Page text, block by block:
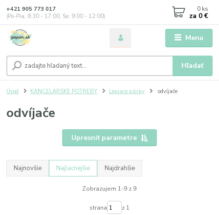
Menu
Hľadať
+421 905 773 017
(Po-Pia, 8:30 - 17:00, So: 9:00 - 12:00)
0 ks
za 0 €
Úvod KANCELÁRSKE POTREBY Lepiace pásky odvíjače
odvíjače
Upresniť parametre
Najnovšie Najlacnejšie Najdrahšie
Zobrazujem 1-9 z 9
strana z 1